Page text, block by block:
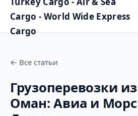
Cargo - World Wide Express
Cargo
← Все статьи
Грузоперевозки
Оман: Авиа и